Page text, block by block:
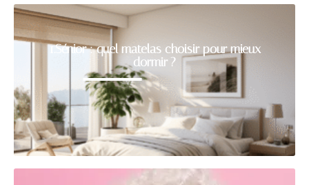
1.Sénior : quel matelas choisir pour mieux
dormir ?